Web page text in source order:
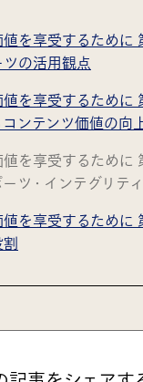
を享受するために
の活用観点
を享受するために
ンテンツ価値の向
を享受するために
ツ・インテグリテ
を享受するために